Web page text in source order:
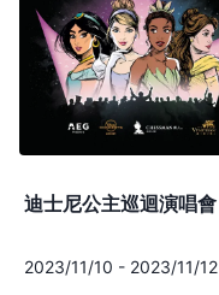
迪士尼公主巡迴演唱會
2023/11/10 - 2023/11/12